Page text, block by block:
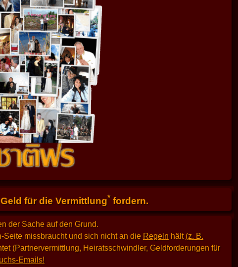
für die Vermittlung*fordern.
der Sache auf den Grund.
missbraucht und sich nicht an die Regeln hält (z. B.
(Partnervermittlung, Heiratsschwindler, Geldforderungen für
Emails!